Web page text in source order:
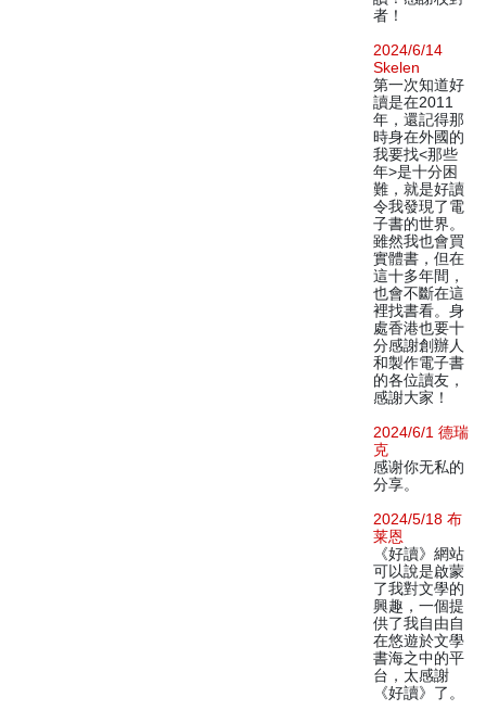
者！
2024/6/14
Skelen
第一次知道好
讀是在2011
年，還記得那
時身在外國的
我要找<那些
年>是十分困
難，就是好讀
令我發現了電
子書的世界。
雖然我也會買
實體書，但在
這十多年間，
也會不斷在這
裡找書看。身
處香港也要十
分感謝創辦人
和製作電子書
的各位讀友，
感謝大家！
2024/6/1 德瑞
克
感谢你无私的
分享。
2024/5/18 布
莱恩
《好讀》網站
可以說是啟蒙
了我對文學的
興趣，一個提
供了我自由自
在悠遊於文學
書海之中的平
台，太感謝
《好讀》了。